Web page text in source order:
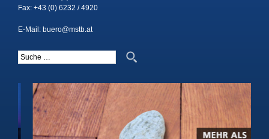
Fax: +43 (0) 6232 / 4920
E-Mail: buero@mstb.at
Suche nach: